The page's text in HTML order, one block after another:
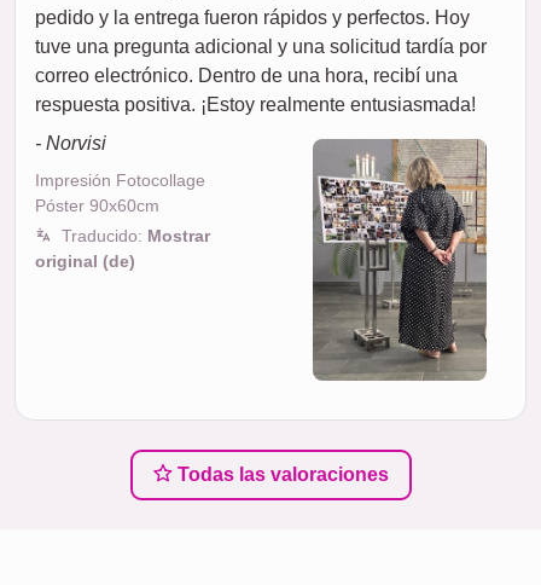
pedido y la entrega fueron rápidos y perfectos. Hoy
tuve una pregunta adicional y una solicitud tardía por
correo electrónico. Dentro de una hora, recibí una
respuesta positiva. ¡Estoy realmente entusiasmada!
- Norvisi
Impresión Fotocollage
Póster 90x60cm
Traducido: Mostrar
original (de)
Todas las valoraciones